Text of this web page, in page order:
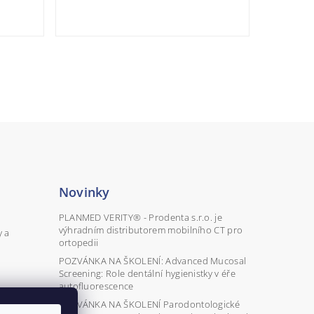
a
Novinky
PLANMED VERITY® - Prodenta s.r.o. je
výhradním distributorem mobilního CT pro
ortopedii
POZVÁNKA NA ŠKOLENÍ: Advanced Mucosal
Screening: Role dentální hygienistky v éře
autofluorescence
POZVÁNKA NA ŠKOLENÍ Parodontologické